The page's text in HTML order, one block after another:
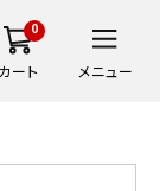
0
カート メニュー